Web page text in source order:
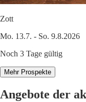
Zott
Mo. 13.7. - So. 9.8.2026
Noch 3 Tage gültig
Mehr Prospekte
Angebote der